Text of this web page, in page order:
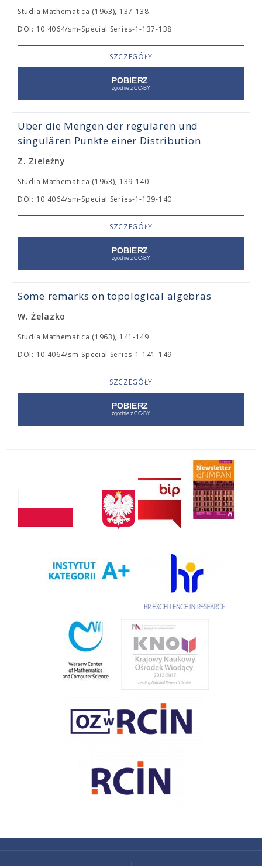
Studia Mathematica (1963), 137-138
DOI: 10.4064/sm-Special Series-1-137-138
SZCZEGÓŁY
Über die Mengen der regulären und
singulären Punkte einer Distribution
Z. Zieleźny
Studia Mathematica (1963), 139-140
DOI: 10.4064/sm-Special Series-1-139-140
SZCZEGÓŁY
Some remarks on topological algebras
W. Żelazko
Studia Mathematica (1963), 141-149
DOI: 10.4064/sm-Special Series-1-141-149
SZCZEGÓŁY